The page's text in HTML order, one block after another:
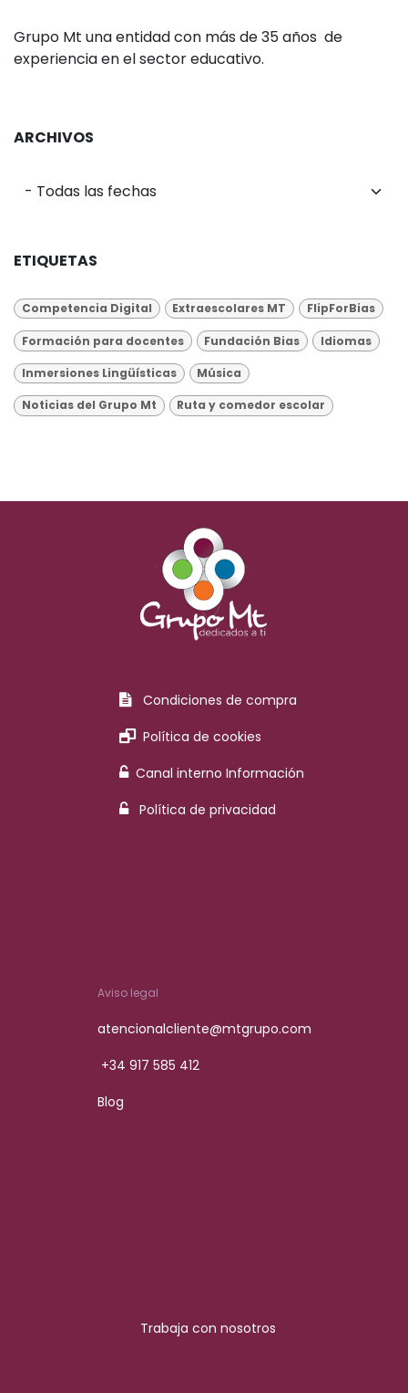
Grupo Mt una entidad con más de 35 años de
experiencia en el sector educativo.
ARCHIVOS
ETIQUETAS
Competencia Digital Extraescolares MT FlipForBias
Formación para docentes Fundación Bias Idiomas
Inmersiones Lingüísticas Música
Noticias del Grupo Mt Ruta y comedor escolar
Condiciones de compra
Política de cookies
Canal interno Información
Política de privacidad
Aviso legal
atencionalcliente@mtgrupo.com
+34 917 585 412
Blog
Trabaja con nosotros